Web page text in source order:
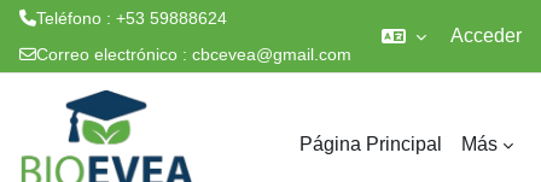
Teléfono : +53 59888624
Correo electrónico : cbcevea@gmail.com
Acceder
Página Principal Más